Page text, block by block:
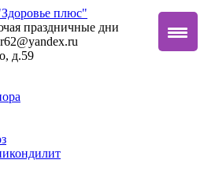
праздничные дни
д.59